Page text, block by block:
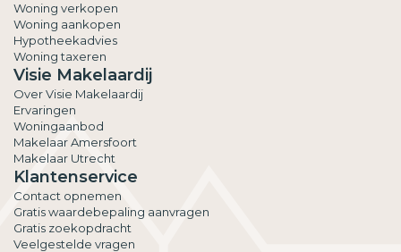
Woning verkopen
Woning aankopen
Hypotheekadvies
Woning taxeren
Visie Makelaardij
Over Visie Makelaardij
Ervaringen
Woningaanbod
Makelaar Amersfoort
Makelaar Utrecht
Klantenservice
Contact opnemen
Gratis waardebepaling aanvragen
Gratis zoekopdracht
Veelgestelde vragen